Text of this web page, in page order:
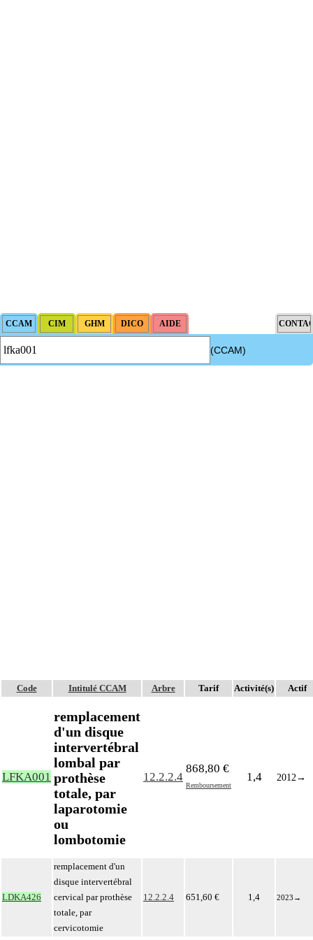
(CCAM)
Code Intitulé CCAM Arbre Tarif Activité(s) Actif
LFKA001
remplacement
d'un disque
intervertébral
lombal par
prothèse
totale, par
laparotomie
ou
lombotomie
12.2.2.4
868,80 €
Remboursement
1,4 2012→
LDKA426
remplacement d'un
disque intervertébral
cervical par prothèse
totale, par
cervicotomie
12.2.2.4 651,60 € 1,4 2023 →